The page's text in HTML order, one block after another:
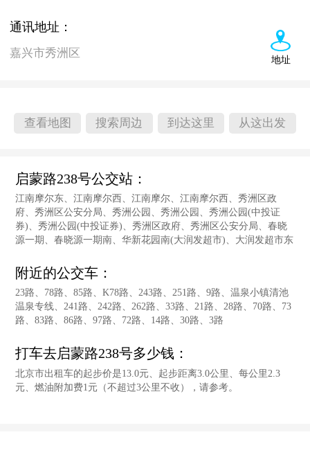
地址
通讯地址：
嘉兴市秀洲区
查看地图 搜索周边 到达这里 从这出发
启蒙路238号公交站：
江南摩尔东、江南摩尔西、江南摩尔、江南摩尔西、秀洲区政
府、秀洲区公安分局、秀洲公园、秀洲公园、秀洲公园(中投证
券)、秀洲公园(中投证券)、秀洲区政府、秀洲区公安分局、春晓
源一期、春晓源一期南、华新花园南(大润发超市)、大润发超市东
附近的公交车：
23路、78路、85路、K78路、243路、251路、9路、温泉小镇清池
温泉专线、241路、242路、262路、33路、21路、28路、70路、73
路、83路、86路、97路、72路、14路、30路、3路
打车去启蒙路238号多少钱：
北京市出租车的起步价是13.0元、起步距离3.0公里、每公里2.3
元、燃油附加费1元（不超过3公里不收），请参考。